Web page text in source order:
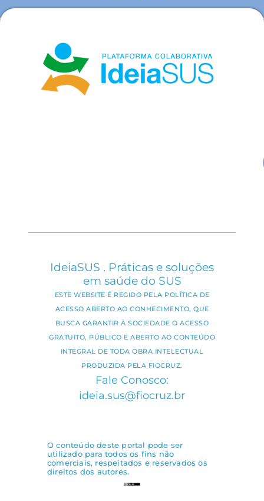
IdeiaSUS . Práticas e soluções
em saúde do SUS
ESTE WEBSITE É REGIDO PELA POLÍTICA DE
ACESSO ABERTO AO CONHECIMENTO, QUE
BUSCA GARANTIR À SOCIEDADE O ACESSO
GRATUITO, PÚBLICO E ABERTO AO CONTEÚDO
INTEGRAL DE TODA OBRA INTELECTUAL
PRODUZIDA PELA FIOCRUZ.
Fale Conosco:
ideia.sus@fiocruz.br
O conteúdo deste portal pode ser
utilizado para todos os fins não
comerciais, respeitados e reservados os
direitos dos autores.